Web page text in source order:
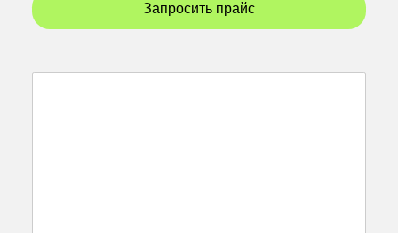
Запросить прайс